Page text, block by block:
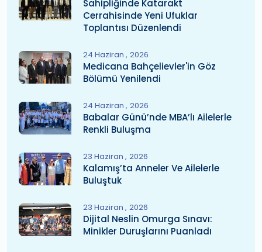
Sahipliğinde Katarakt
Cerrahisinde Yeni Ufuklar
Toplantısı Düzenlendi
24 Haziran 2026
Medicana Bahçelievler'in Göz
Bölümü Yenilendi
24 Haziran 2026
Babalar Günü’nde MBA’lı Ailelerle
Renkli Buluşma
23 Haziran 2026
Kalamış’ta Anneler Ve Ailelerle
Buluştuk
23 Haziran 2026
Dijital Neslin Omurga Sınavı:
Minikler Duruşlarını Puanladı